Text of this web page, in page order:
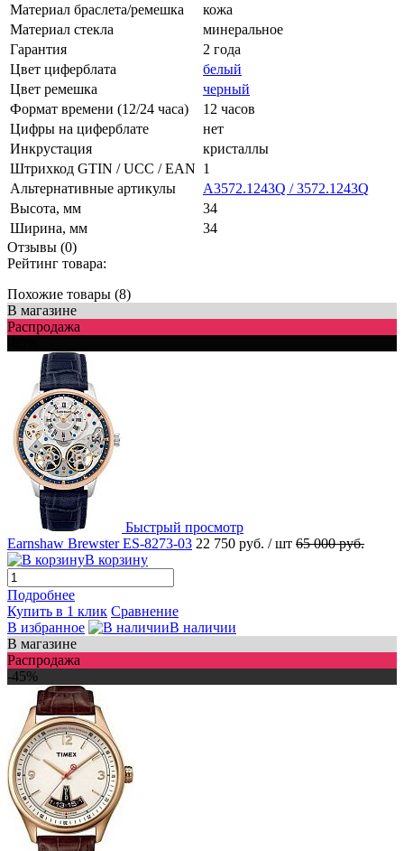
Материал браслета/ремешка
кожа
Материал стекла
минеральное
Гарантия
2 года
Цвет циферблата
белый
Цвет ремешка
черный
Формат времени (12/24 часа)
12 часов
Цифры на циферблате
нет
Инкрустация
кристаллы
Штрихкод GTIN / UCC / EAN 1
Альтернативные артикулы
A3572.1243Q / 3572.1243Q
Высота, мм
34
Ширина, мм
34
Отзывы (0)
Рейтинг товара:
Похожие товары (8)
В магазине
Распродажа
Быстрый просмотр
Earnshaw Brewster ES-8273-03 22 750 руб. / шт 65 000 руб.
В корзину
Подробнее
Купить в 1 клик Сравнение
В избранное
В наличии
В магазине
Распродажа
-45%